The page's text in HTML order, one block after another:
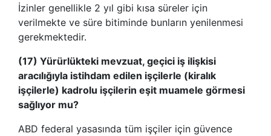
İzinler genellikle 2 yıl gibi kısa süreler için
verilmekte ve süre bitiminde bunların yenilenmesi
gerekmektedir.
(17) Yürürlükteki mevzuat, geçici iş ilişkisi
aracılığıyla istihdam edilen işçilerle (kiralık
işçilerle) kadrolu işçilerin eşit muamele görmesi
sağlıyor mu?
ABD federal yasasında tüm işçiler için güvence